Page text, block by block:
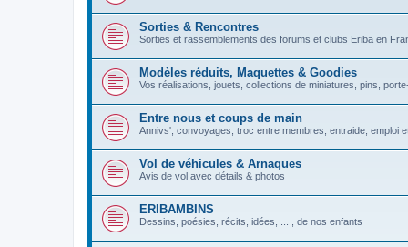
Sorties & Rencontres
Sorties et rassemblements des forums et clubs Eriba en
Modèles réduits, Maquettes & Goodies
Vos réalisations, jouets, collections de miniatures, pins,
Entre nous et coups de main
Annivs', convoyages, troc entre membres, entraide, emploi et
Vol de véhicules & Arnaques
Avis de vol avec détails & photos
ERIBAMBINS
Dessins, poésies, récits, idées, ... , de nos enfants